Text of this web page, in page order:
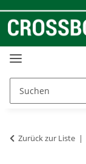
Zurück zur Liste